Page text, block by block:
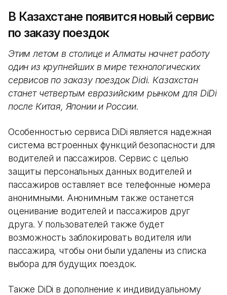
В Казахстане появится новый сервис
по заказу поездок
Этим летом в столице и Алматы начнет работу
один из крупнейших в мире технологических
сервисов по заказу поездок Didi. Казахстан
станет четвертым евразийским рынком для DiDi
после Китая, Японии и России.
Особенностью сервиса DiDi является надежная
система встроенных функций безопасности для
водителей и пассажиров. Сервис с целью
защиты персональных данных водителей и
пассажиров оставляет все телефонные номера
анонимными. Анонимным также останется
оценивание водителей и пассажиров друг
друга. У пользователей также будет
возможность заблокировать водителя или
пассажира, чтобы они были удалены из списка
выбора для будущих поездок.
Также DiDi в дополнение к индивидуальному